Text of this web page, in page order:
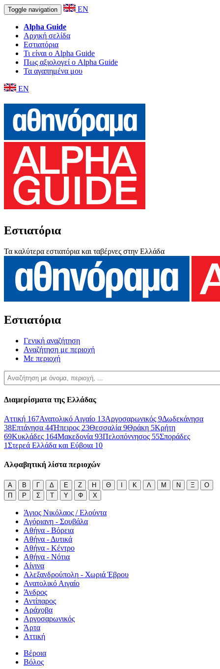
Toggle navigation EN
Alpha Guide
Αρχική σελίδα
Εστιατόρια
Τι είναι ο Alpha Guide
Πως αξιολογεί ο Alpha Guide
Τα αγαπημένα μου
EN
Εστιατόρια
Τα καλύτερα εστιατόρια και ταβέρνες στην Ελλάδα
Εστιατόρια
Γενική αναζήτηση
Αναζήτηση με περιοχή
Με περιοχή
Διαμερίσματα της Ελλάδας
Αττική 167Ανατολικό Αιγαίο 13Αργοσαρωνικός 9Δωδεκάνησα
38Επτάνησα 44Ήπειρος 23Θεσσαλία 9Θράκη 5Κρήτη
69Κυκλάδες 164Μακεδονία 93Πελοπόννησος 55Σποράδες
1Στερεά Ελλάδα και Εύβοια 10
Αλφαβητική λίστα περιοχών
Α Β Γ Δ Ε Ζ Η Θ Ι Κ Λ Μ Ν Ξ
Ο
Π
Ρ Σ Τ Υ Φ Χ
Άγιος Νικόλαος / Ελούντα
Αγόριανη - Σουβάλα
Αθήνα - Βόρεια
Αθήνα - Δυτικά
Αθήνα - Κέντρο
Αθήνα - Νότια
Αίγινα
Αλεξανδρούπολη - Χωριά Έβρου
Ανατολικό Αιγαίο
Άνδρος
Αντίπαρος
Αράχοβα
Αργοσαρωνικός
Άρτα
Αττική
Βέροια
Βόλος